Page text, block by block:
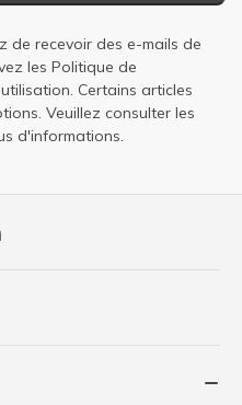
de recevoir des e-mails de
les Politique de
. Certains articles
Veuillez consulter les
d'informations.